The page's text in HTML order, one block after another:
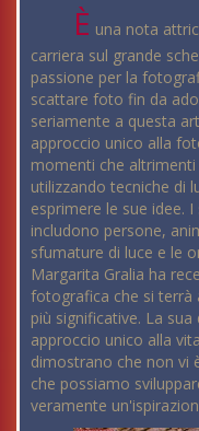
È una nota
carriera sul grande
passione per la
scattare foto fin da
seriamente a questa
approccio unico alla
momenti che
utilizzando tecniche di
esprimere le sue idee.
includono persone,
sfumature di luce e le
Margarita Gralia ha
fotografica che si terrà
più significative. La
approccio unico alla
dimostrano che non vi
che possiamo
veramente